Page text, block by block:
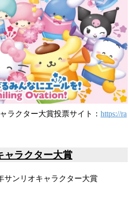
ラクター大賞投票サイト： https://ra
ャラクター大賞
ンリオキャラクター大賞